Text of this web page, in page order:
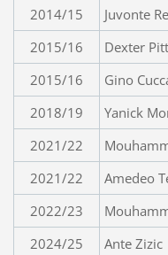
2014/15
Juvonte
2015/16
Dexter
2015/16
Gino
2018/19
Yanick
2021/22
2021/22
Amedeo
2022/23
2024/25
Ante Zizic